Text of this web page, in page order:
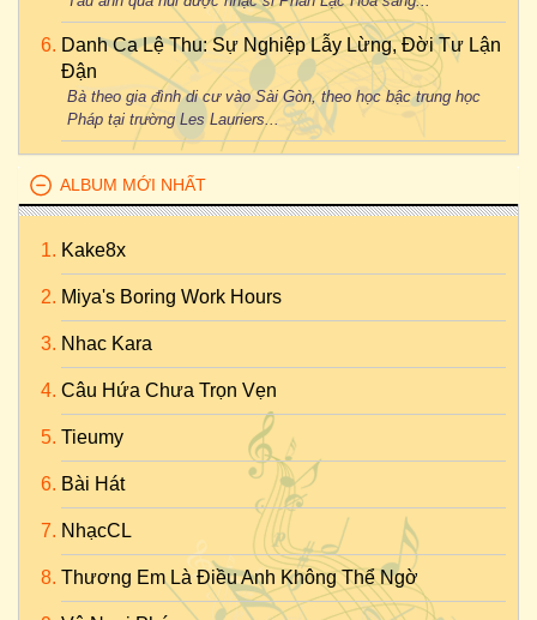
Danh Ca Lệ Thu: Sự Nghiệp Lẫy Lừng, Đời Tư Lận
Đận
Bà theo gia đình di cư vào Sài Gòn, theo học bậc trung học
Pháp tại trường Les Lauriers...
ALBUM MỚI NHẤT
Kake8x
Miya's Boring Work Hours
Nhac Kara
Câu Hứa Chưa Trọn Vẹn
Tieumy
Bài Hát
NhạcCL
Thương Em Là Điều Anh Không Thể Ngờ